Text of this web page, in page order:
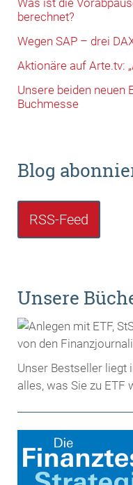
berechnet?
Wegen SAP – drei
Aktionäre auf Arte.tv:
Unsere beiden neuen
Buchmesse
Blog
RSS-Feed
Unsere
Unser Bestseller liegt
alles, was Sie zu ETF